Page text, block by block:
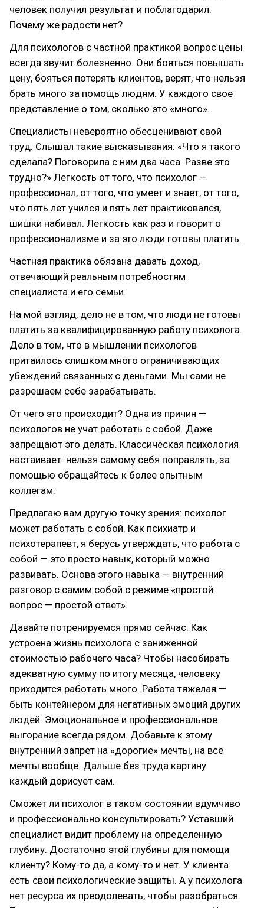
человек получил результат и поблагодарил.
Почему же радости нет?
Для психологов с частной практикой вопрос цены
всегда звучит болезненно. Они бояться повышать
цену, бояться потерять клиентов, верят, что нельзя
брать много за помощь людям. У каждого свое
представление о том, сколько это «много».
Специалисты невероятно обесценивают свой
труд. Слышал такие высказывания: «Что я такого
сделала? Поговорила с ним два часа. Разве это
трудно?» Легкость от того, что психолог —
профессионал, от того, что умеет и знает, от того,
что пять лет учился и пять лет практиковался,
шишки набивал. Легкость как раз и говорит о
профессионализме и за это люди готовы платить.
Частная практика обязана давать доход,
отвечающий реальным потребностям
специалиста и его семьи.
На мой взгляд, дело не в том, что люди не готовы
платить за квалифицированную работу психолога.
Дело в том, что в мышлении психологов
притаилось слишком много ограничивающих
убеждений связанных с деньгами. Мы сами не
разрешаем себе зарабатывать.
От чего это происходит? Одна из причин —
психологов не учат работать с собой. Даже
запрещают это делать. Классическая психология
настаивает: нельзя самому себя поправлять, за
помощью обращайтесь к более опытным
коллегам.
Предлагаю вам другую точку зрения: психолог
может работать с собой. Как психиатр и
психотерапевт, я берусь утверждать, что работа с
собой — это просто навык, который можно
развивать. Основа этого навыка — внутренний
разговор с самим собой с режиме «простой
вопрос — простой ответ».
Давайте потренируемся прямо сейчас. Как
устроена жизнь психолога с заниженной
стоимостью рабочего часа? Чтобы насобирать
адекватную сумму по итогу месяца, человеку
приходится работать много. Работа тяжелая —
быть контейнером для негативных эмоций других
людей. Эмоциональное и профессиональное
выгорание всегда рядом. Добавьте к этому
внутренний запрет на «дорогие» мечты, на все
мечты вообще. Дальше без труда картину
каждый дорисует сам.
Сможет ли психолог в таком состоянии вдумчиво
и профессионально консультировать? Уставший
специалист видит проблему на определенную
глубину. Достаточно этой глубины для помощи
клиенту? Кому-то да, а кому-то и нет. У клиента
есть свои психологические защиты. А у психолога
нет ресурса их преодолевать, чтобы разобраться.